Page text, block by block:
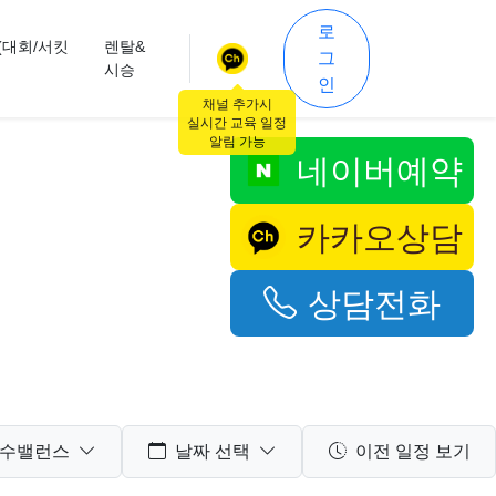
회/서킷
렌탈&
시승
로
그
인
네이버예약
카카오상담
상담전화
밸런스 날짜 선택 이전 일정 보기
채널 추가시
실시간 교육 일정
알림 가능